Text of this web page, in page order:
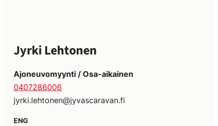
Jyrki Lehtonen
Ajoneuvomyynti / Osa-aikainen
0407286006
jyrki.lehtonen@jyvascaravan.fi
ENG